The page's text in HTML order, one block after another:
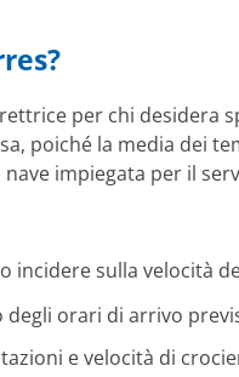
per chi desidera
poiché la media dei
impiegata per il
incidere sulla velocità
orari di arrivo
e velocità di